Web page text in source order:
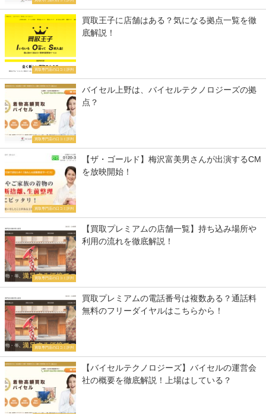
買取専門店の口コミ評判
買取王子に店舗はある？気になる拠点一覧を徹
底解説！
買取専門店の口コミ評判
バイセル上野は、バイセルテクノロジーズの拠
点？
買取専門店の口コミ評判
【ザ・ゴールド】梅沢富美男さんが出演するCM
を放映開始！
買取専門店の口コミ評判
【買取プレミアムの店舗一覧】持ち込み場所や
利用の流れを徹底解説！
買取専門店の口コミ評判
買取プレミアムの電話番号は複数ある？通話料
無料のフリーダイヤルはこちらから！
【バイセルテクノロジーズ】バイセルの運営会
社の概要を徹底解説！上場はしている？